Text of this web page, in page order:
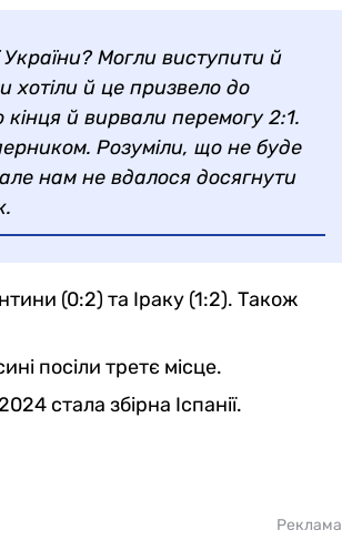
України? Могли виступити й
хотіли й це призвело до
й вирвали перемогу 2:1.
Розуміли, що не буде
нам не вдалося досягнути
(0:2) та Іраку (1:2). Також
посіли третє місце.
стала збірна Іспанії.
Реклама